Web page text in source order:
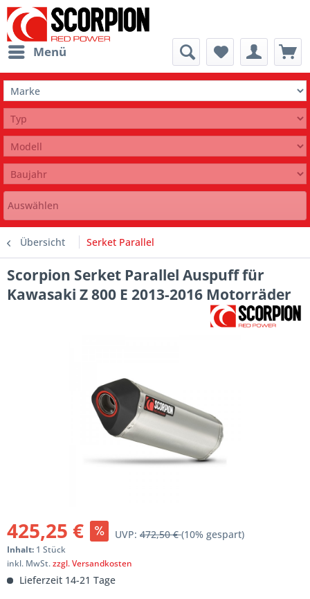
Menü
Auswählen
Übersicht Serket Parallel
Scorpion Serket Parallel Auspuff für
Kawasaki Z 800 E 2013-2016 Motorräder
425,25 € UVP: 472,50 €(10% gespart)
Inhalt: 1 Stück
inkl. MwSt.zzgl. Versandkosten
Lieferzeit 14-21 Tage